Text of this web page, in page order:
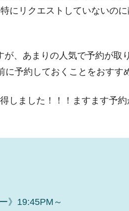
にリクエストしていないの
、あまりの人気で予約が取
予約しておくことをおすす
しました！！！ますます予約
》19:45PM～